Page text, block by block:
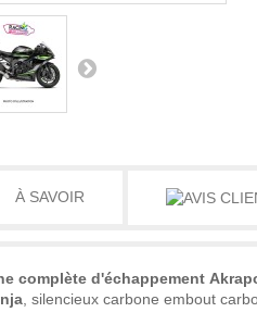
À SAVOIR
complète d'échappement
, silencieux carbone embout